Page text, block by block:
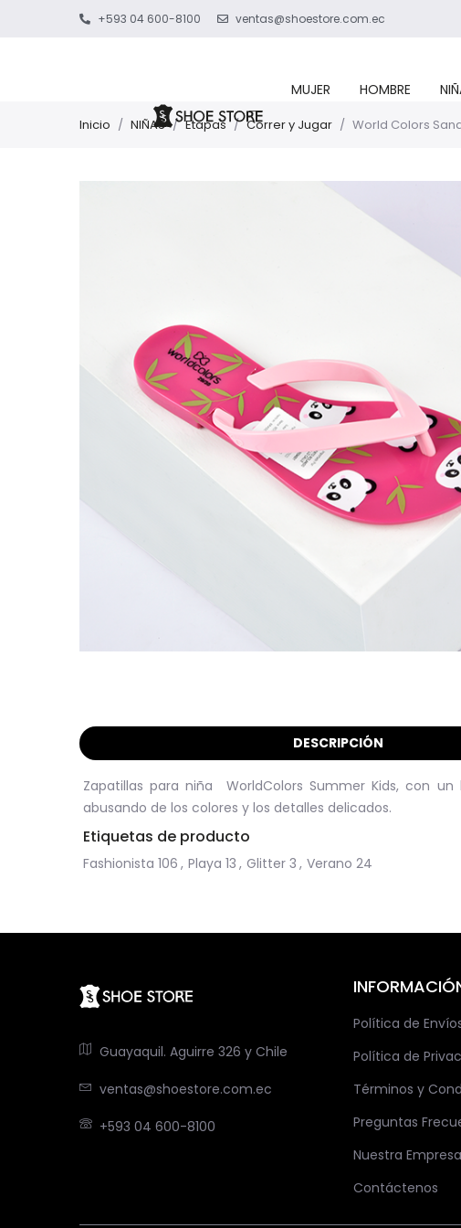
+593 04 600-8100 ventas@shoestore.com.ec
MUJER HOMBRE
Inicio / NIÑAS / Etapas / Correr y Jugar / World Colors
DESCRIPCIÓN
Zapatillas para niña WorldColors Summer Kids, con
abusando de los colores y los detalles delicados.
Etiquetas de producto
Fashionista 106 , Playa 13 , Glitter 3 , Verano 24
Guayaquil. Aguirre 326 y Chile
ventas@shoestore.com.ec
+593 04 600-8100
Política de
Política de
Términos y
Preguntas
Nuestra Empresa
Contáctenos